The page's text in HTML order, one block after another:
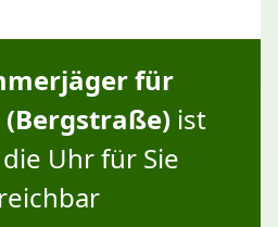
für
(Bergstraße) ist
Uhr für Sie